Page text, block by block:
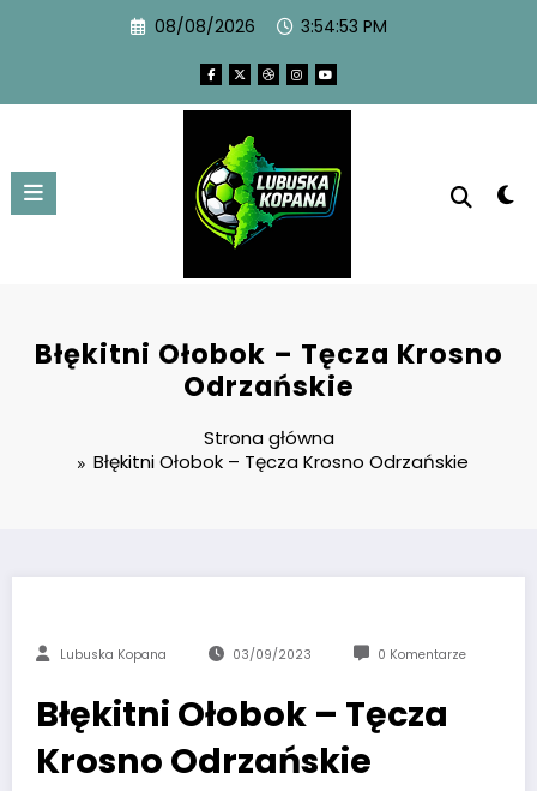
08/08/2026 3:54:53 PM
Błękitni Ołobok – Tęcza Krosno
Odrzańskie
Strona główna
Błękitni Ołobok – Tęcza Krosno Odrzańskie
Lubuska Kopana 03/09/2023 0 Komentarze
Błękitni Ołobok – Tęcza
Krosno Odrzańskie